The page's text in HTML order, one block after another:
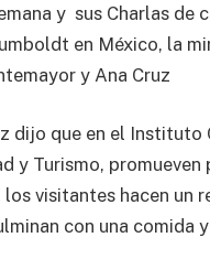
y sus Charlas de
en México, la
y Ana Cruz
dijo que en el Instituto
y Turismo,
visitantes hacen un
con una comida